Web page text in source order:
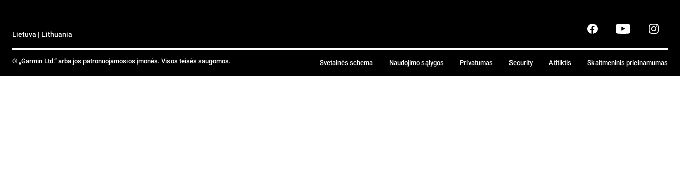
Lietuva | Lithuania
© „Garmin Ltd.“ arba jos patronuojamosios įmonės. Visos teisės saugomos. Svetainės schema Naudojimo sąlygos Privatumas Security Atitiktis Skaitmeninis prieinamumas